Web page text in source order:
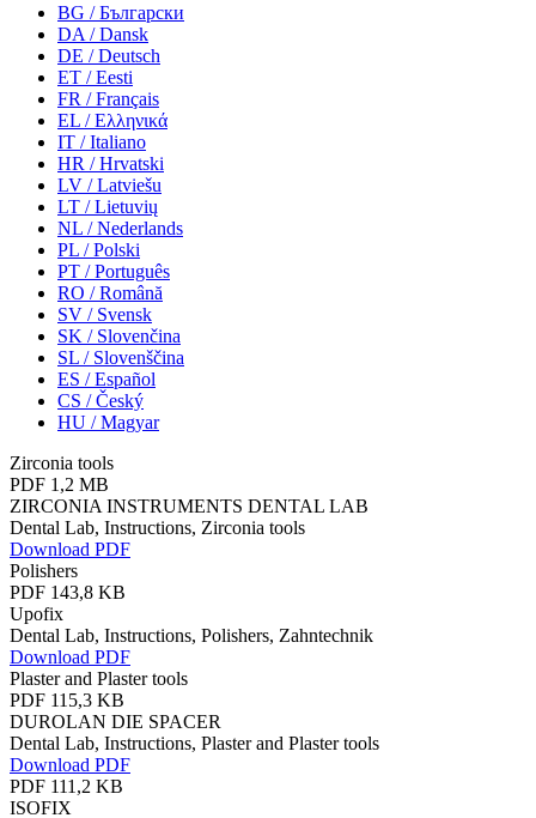
BG / Български
DA / Dansk
DE / Deutsch
ET / Eesti
FR / Français
EL / Ελληνικά
IT / Italiano
HR / Hrvatski
LV / Latviešu
LT / Lietuvių
NL / Nederlands
PL / Polski
PT / Português
RO / Română
SV / Svensk
SK / Slovenčina
SL / Slovenščina
ES / Español
CS / Český
HU / Magyar
Zirconia tools
PDF 1,2 MB
ZIRCONIA INSTRUMENTS DENTAL LAB
Dental Lab, Instructions, Zirconia tools
Download PDF
Polishers
PDF 143,8 KB
Upofix
Dental Lab, Instructions, Polishers, Zahntechnik
Download PDF
Plaster and Plaster tools
PDF 115,3 KB
DUROLAN DIE SPACER
Dental Lab, Instructions, Plaster and Plaster tools
Download PDF
PDF 111,2 KB
ISOFIX